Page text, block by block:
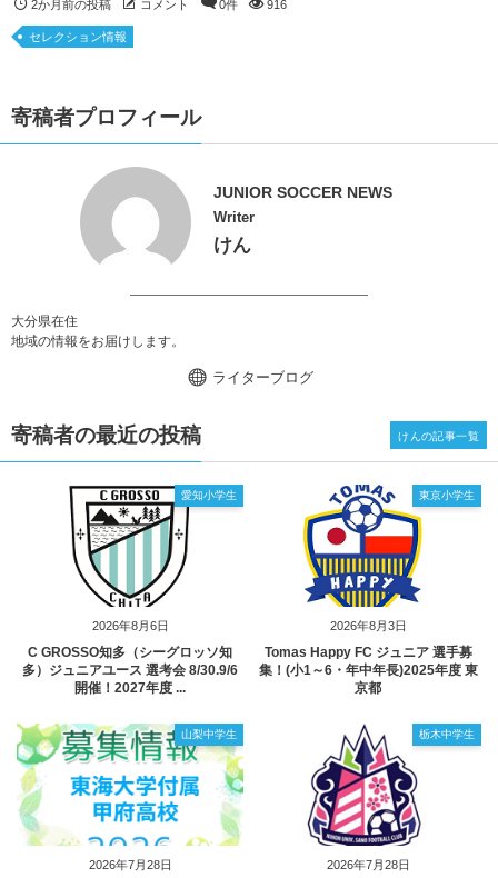
2か月前の投稿 コメント 0件 916
セレクション情報
寄稿者プロフィール
JUNIOR SOCCER NEWS
Writer
けん
大分県在住
地域の情報をお届けします。
ライターブログ
寄稿者の最近の投稿
2026年8月6日
愛知小学生
C GROSSO知多（シーグロッソ知
多）ジュニアユース 選考会 8/30.9/6
開催！2027年度 ...
2026年8月3日
東京小学生
Tomas Happy FC ジュニア 選手募
集！(小1～6・年中年長)2025年度 東
京都
2026年7月28日
山梨中学生
2026年7月28日
栃木中学生
けんの記事一覧